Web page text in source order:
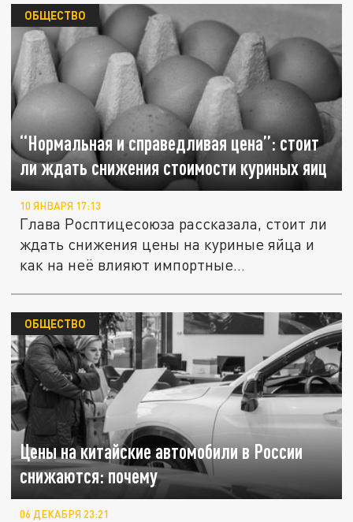
“Нормальная и справедливая цена”: стоит
ли ждать снижения стоимости куриных яиц
ОБЩЕСТВО
10 ЯНВАРЯ 17:13
Глава Росптицесоюза рассказала, стоит ли
ждать снижения цены на куриные яйца и
как на неё влияют импортные...
Цены на китайские автомобили в России
снижаются: почему
ОБЩЕСТВО
06 ДЕКАБРЯ 23:21